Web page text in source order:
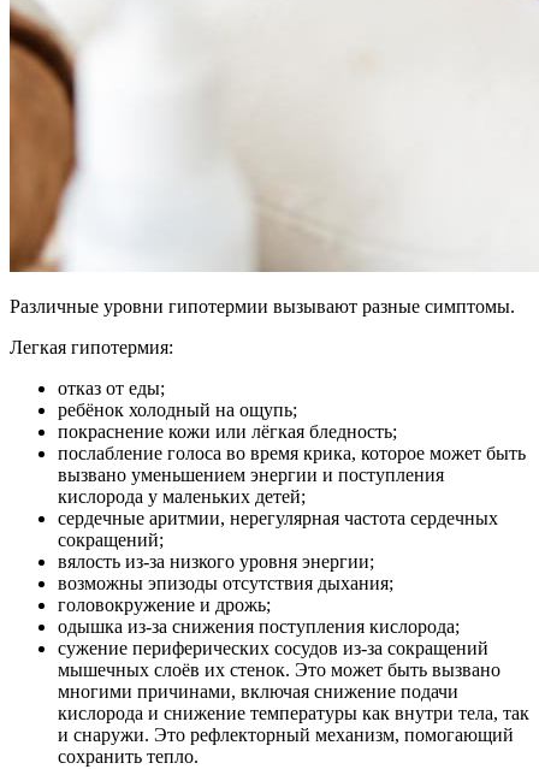
Различные уровни гипотермии вызывают разные симптомы.
Легкая гипотермия:
отказ от еды;
ребёнок холодный на ощупь;
покраснение кожи или лёгкая бледность;
послабление голоса во время крика, которое может быть
вызвано уменьшением энергии и поступления
кислорода у маленьких детей;
сердечные аритмии, нерегулярная частота сердечных
сокращений;
вялость из-за низкого уровня энергии;
возможны эпизоды отсутствия дыхания;
головокружение и дрожь;
одышка из-за снижения поступления кислорода;
сужение периферических сосудов из-за сокращений
мышечных слоёв их стенок. Это может быть вызвано
многими причинами, включая снижение подачи
кислорода и снижение температуры как внутри тела, так
и снаружи. Это рефлекторный механизм, помогающий
сохранить тепло.